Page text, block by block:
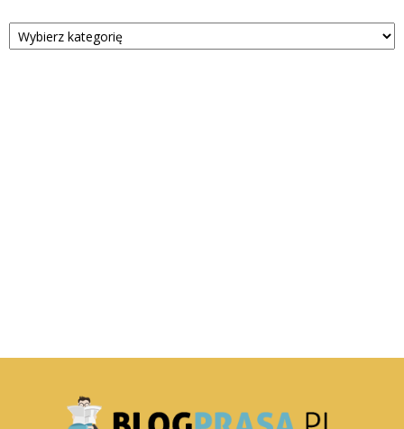
Kategorie